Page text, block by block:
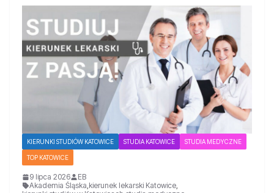
KIERUNKI STUDIÓW KATOWICE STUDIA KATOWICE STUDIA MEDYCZNE
TOP KATOWICE
9 lipca 2026
EB
Akademia Śląska,kierunek lekarski Katowice,